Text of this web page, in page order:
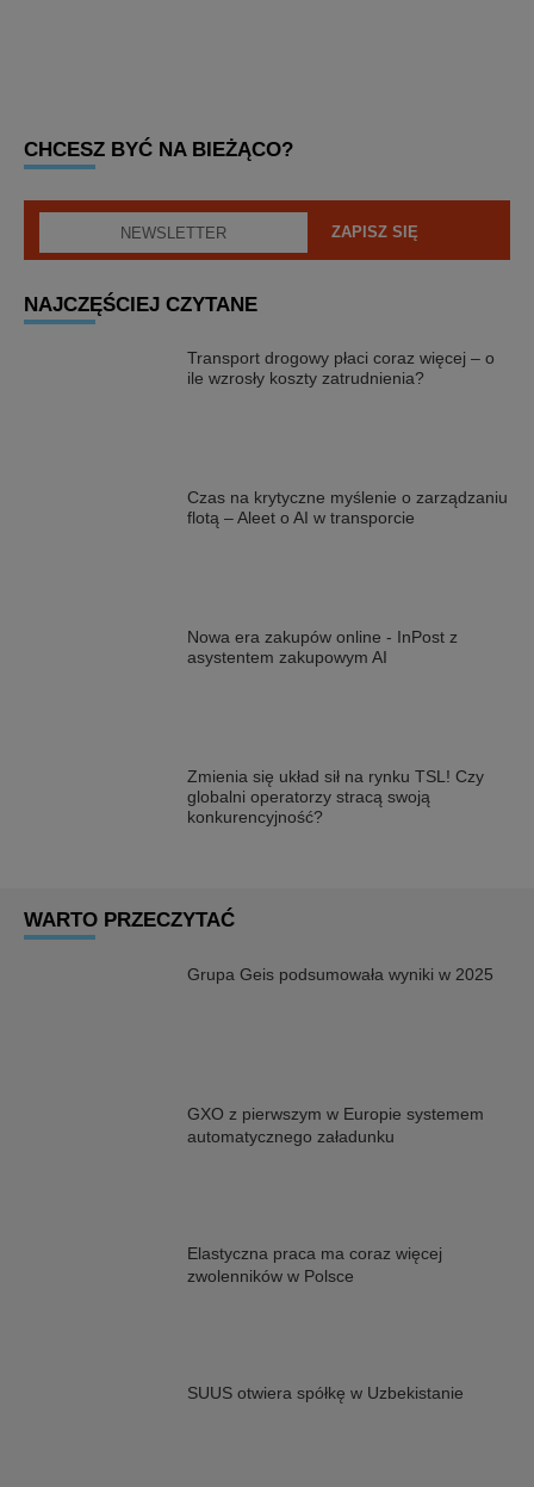
CHCESZ BYĆ NA BIEŻĄCO?
NAJCZĘŚCIEJ CZYTANE
Transport drogowy płaci coraz więcej – o
ile wzrosły koszty zatrudnienia?
Czas na krytyczne myślenie o zarządzaniu
flotą – Aleet o AI w transporcie
Nowa era zakupów online - InPost z
asystentem zakupowym AI
Zmienia się układ sił na rynku TSL! Czy
globalni operatorzy stracą swoją
konkurencyjność?
WARTO PRZECZYTAĆ
Grupa Geis podsumowała wyniki w 2025
GXO z pierwszym w Europie systemem
automatycznego załadunku
Elastyczna praca ma coraz więcej
zwolenników w Polsce
SUUS otwiera spółkę w Uzbekistanie